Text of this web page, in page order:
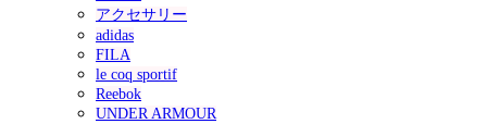
アクセサリー
adidas
FILA
le coq sportif
Reebok
UNDER ARMOUR